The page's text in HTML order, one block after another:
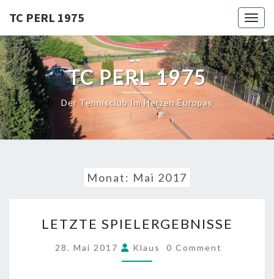
content
TC PERL 1975
TC PERL 1975
Der Tennisclub Im Herzen Europas
Monat: Mai 2017
SPIELERGEBNISSE
LETZTE SPIELERGEBNISSE
28. Mai 2017 Klaus COMMENTS
0 Comment